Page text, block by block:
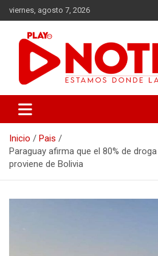
Saltar
al
contenido
viernes, agosto 7, 2026
Play Noticias
Inicio
Pais
Paraguay afirma que el 80% de
proviene de Bolivia